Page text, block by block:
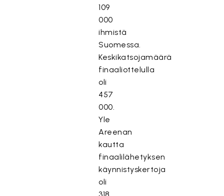
109
000
ihmistä
Suomessa.
Keskikatsojamäärä
finaaliottelulla
oli
457
000.
Yle
Areenan
kautta
finaalilähetyksen
käynnistyskertoja
oli